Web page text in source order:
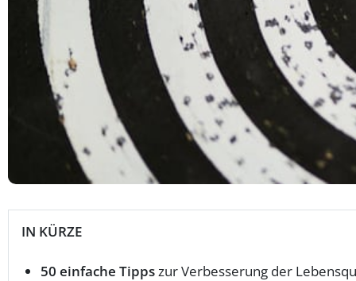
IN KÜRZE
50 einfache Tippszur Verbesserung der